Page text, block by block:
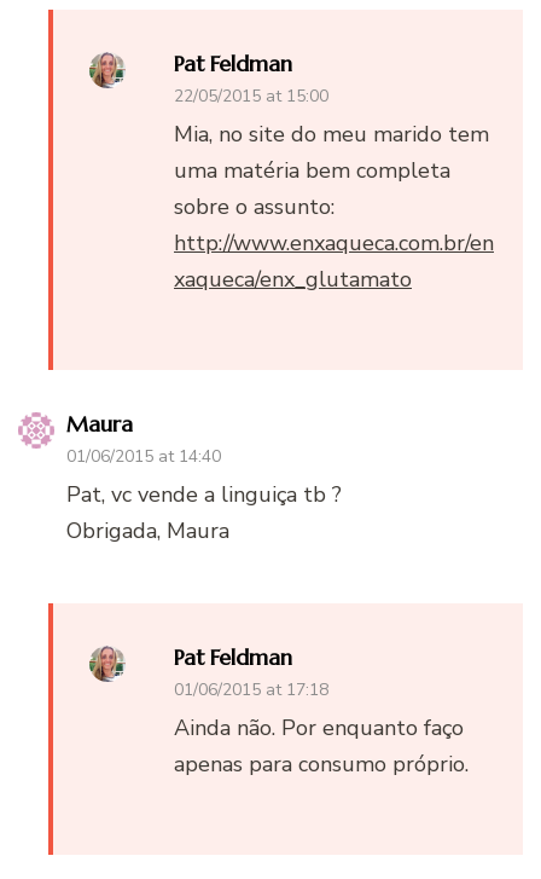
Pat Feldman
22/05/2015 at 15:00
Mia, no site do meu marido tem
uma matéria bem completa
sobre o assunto:
http://www.enxaqueca.com.br/en
xaqueca/enx_glutamato
Maura
01/06/2015 at 14:40
Pat, vc vende a linguiça tb ?
Obrigada, Maura
Pat Feldman
01/06/2015 at 17:18
Ainda não. Por enquanto faço
apenas para consumo próprio.